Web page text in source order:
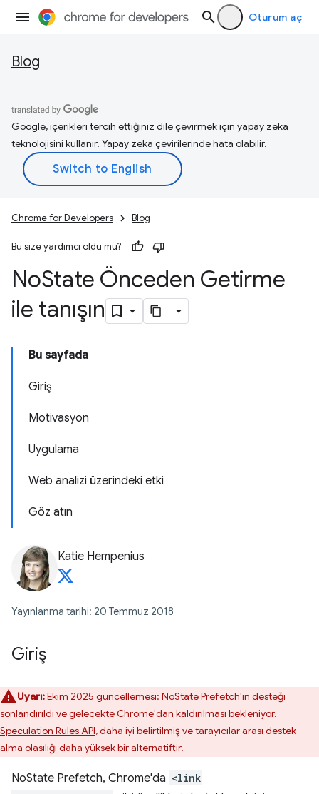
Oturum aç
Blog
Google, içerikleri tercih ettiğiniz dile çevirmek için yapay zeka
teknolojisini kullanır. Yapay zeka çevirilerinde hata olabilir.
Chrome for Developers Blog
Bu size yardımcı oldu mu?
NoState Önceden Getirme
ile tanışın
Bu sayfada
Giriş
Motivasyon
Uygulama
Web analizi üzerindeki etki
Göz atın
Katie Hempenius
Yayınlanma tarihi: 20 Temmuz 2018
Giriş
Uyarı:Ekim 2025 güncellemesi: NoState Prefetch'in desteği
sonlandırıldı ve gelecekte Chrome'dan kaldırılması bekleniyor.
Speculation Rules API, daha iyi belirtilmiş ve tarayıcılar arası destek
alma olasılığı daha yüksek bir alternatiftir.
NoState Prefetch, Chrome'da <link